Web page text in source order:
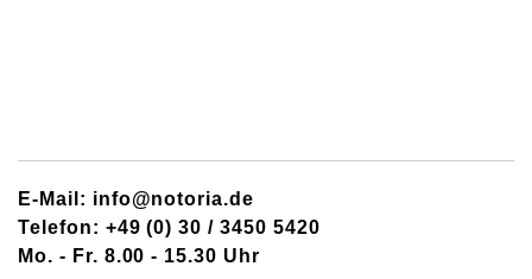
E-Mail: info@notoria.de
Telefon: +49 (0) 30 / 3450 5420
Mo. - Fr. 8.00 - 15.30 Uhr